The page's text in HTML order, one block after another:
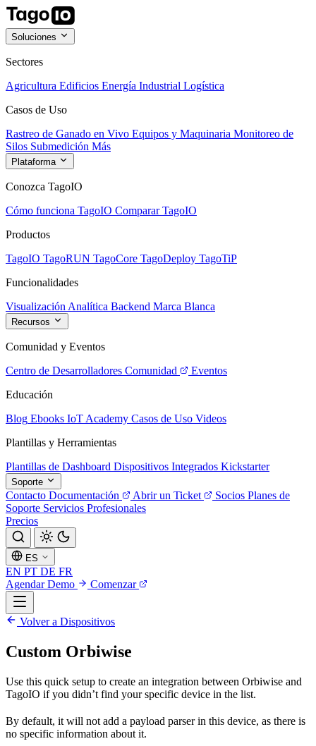
Soluciones
Sectores
Agricultura Edificios Energía Industrial Logística
Casos de Uso
Rastreo de Ganado en Vivo Equipos y Maquinaria Monitoreo de
Silos Submedición Más
Plataforma
Conozca TagoIO
Cómo funciona TagoIO Comparar TagoIO
Productos
TagoIO TagoRUN TagoCore TagoDeploy TagoTiP
Funcionalidades
Visualización Analítica Backend Marca Blanca
Recursos
Comunidad y Eventos
Centro de Desarrolladores Comunidad
Eventos
Educación
Blog Ebooks IoT Academy Casos de Uso Videos
Plantillas y Herramientas
Plantillas de Dashboard Dispositivos Integrados Kickstarter
Soporte
Contacto Documentación Abrir un Ticket Socios Planes de
Soporte Servicios Profesionales
Precios
ES
EN PT DE FR
Agendar Demo
Comenzar
Volver a Dispositivos
Custom Orbiwise
Use this quick setup to create an integration between Orbiwise and
TagoIO if you didn’t find your specific device in the list.
By default, it will not add a payload parser in this device, as there is
no specific information about it.